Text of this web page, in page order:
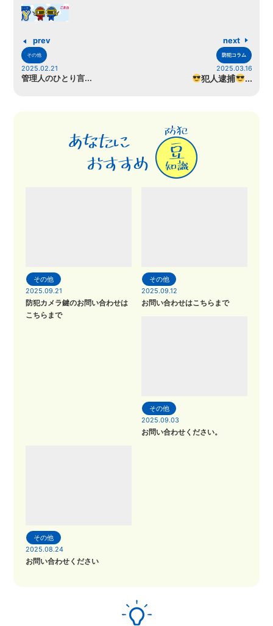
prev
その他
2025.02.21
管理人のひとり言...
next
防犯コラム
2025.03.16
犯人逮捕 ...
その他
2025.09.21
防犯カメラ鍵のお問い合わせは
こちらまで
その他
2025.09.12
お問い合わせはこちらまで
その他
2025.09.03
お問い合わせください。
その他
2025.08.24
お問い合わせください